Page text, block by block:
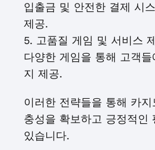
입출금 및 안전한 결제 시
제공.
5. 고품질 게임 및 서비스
다양한 게임을 통해 고객
지 제공.
이러한 전략들을 통해 카
충성을 확보하고 긍정적인
있습니다.